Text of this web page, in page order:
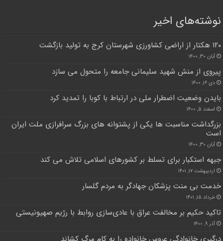
نوشته‌های اخیر
۱۲۰ هکتار از اراضی کشاورزی شهرستان کرج به تولید بازگشت
آبان ۳۰, ۱۴۰۰
پیروی از منش شهید سلیمانی جامعه را متحول می سازد
دی ۱۶, ۱۴۰۰
بایدن وضعیت اضطرار ملی در ارتباط با کوبا را تمدید کرد
اسفند ۵, ۱۴۰۰
بزرگداشت مناسبت ها یکی از پشتوانه های بزرگ سرافرازی ملت ایران
است
آبان ۳۰, ۱۴۰۰
جبهه استکبار برای تسلط بر کشورهای اسلامی تلاش می کند
اردیبهشت ۱۷, ۱۴۰۱
خدمت بی منت پزشکان جهادگر به مردم گلسار
خرداد ۱۵, ۱۴۰۱
تاکید حکیم بر مخالفت عراق با عادی‌سازی روابط با رژیم صهیونیستی
آذر ۹, ۱۴۰۰